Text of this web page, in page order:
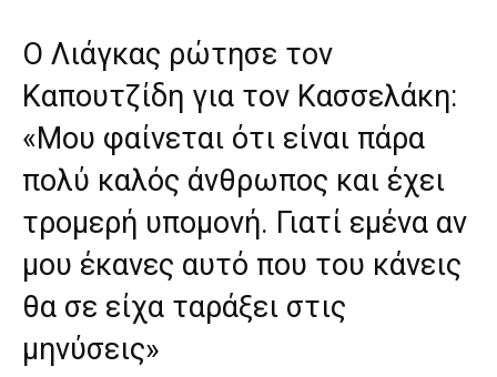
Ο Λιάγκας ρώτησε τον
Καπουτζίδη για τον Κασσελάκη:
«Μου φαίνεται ότι είναι πάρα
πολύ καλός άνθρωπος και έχει
τρομερή υπομονή. Γιατί εμένα αν
μου έκανες αυτό που του κάνεις
θα σε είχα ταράξει στις
μηνύσεις»